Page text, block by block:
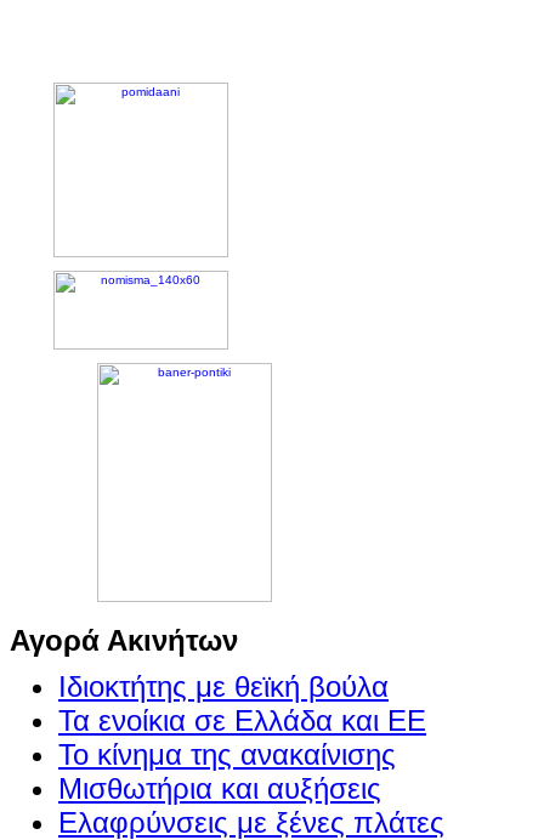
Αγορά Ακινήτων
Ιδιοκτήτης με θεϊκή βούλα
Τα ενοίκια σε Ελλάδα και ΕΕ
Το κίνημα της ανακαίνισης
Μισθωτήρια και αυξήσεις
Ελαφρύνσεις με ξένες πλάτες